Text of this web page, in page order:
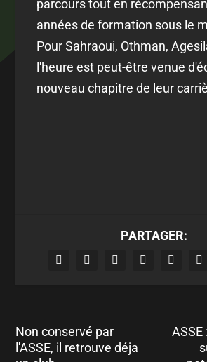
parcours tout en
années de formation sous le
Pour Sahraoui, Othman,
l'heure est peut-être venue
nouveau chapitre de leur
PARTAGER:
Non conservé par
l'ASSE, il retrouve déja